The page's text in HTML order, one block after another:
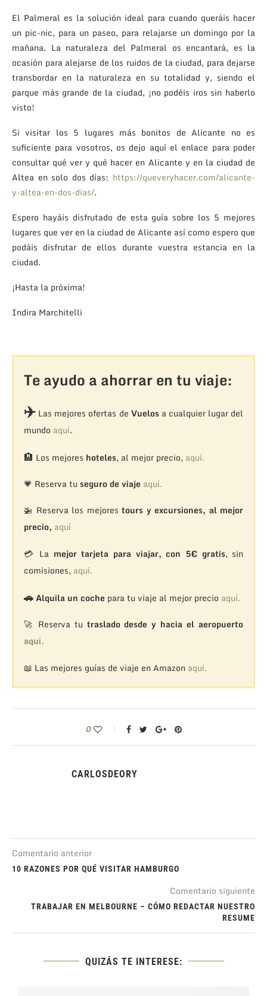
El Palmeral es la solución ideal para cuando queráis hacer
un pic-nic, para un paseo, para relajarse un domingo por la
mañana. La naturaleza del Palmeral os encantará, es la
ocasión para alejarse de los ruidos de la ciudad, para dejarse
transbordar en la naturaleza en su totalidad y, siendo el
parque más grande de la ciudad, ¡no podéis iros sin haberlo
visto!
Si visitar los 5 lugares más bonitos de Alicante no es
suficiente para vosotros, os dejo aquí el enlace para poder
consultar qué ver y qué hacer en Alicante y en la ciudad de
Altea en solo dos días: https://queveryhacer.com/alicante-
y-altea-en-dos-dias/.
Espero hayáis disfrutado de esta guía sobre los 5 mejores
lugares que ver en la ciudad de Alicante así como espero que
podáis disfrutar de ellos durante vuestra estancia en la
ciudad.
¡Hasta la próxima!
Indira Marchitelli
Te ayudo a ahorrar en tu viaje:
✈️Las mejores ofertas de Vuelosa cualquier lugar del
mundo aquí.
🏨 Los mejores hoteles, al mejor precio, aquí.
💗 Reserva tu seguro de viaje aquí.
🚁 Reserva los mejorestours y excursiones, al mejor
precio, aquí
💳 La mejor tarjeta para viajar, con 5€ gratis, sin
comisiones, aquí.
🚗Alquila un coche para tu viaje al mejor precio aquí.
🚀 Reserva tu traslado desde y hacia el aeropuerto
aquí.
📖 Las mejores guías de viaje en Amazon aquí.
0
CARLOSDEORY
Comentario anterior
10 RAZONES POR QUÉ VISITAR HAMBURGO
Comentario siguiente
TRABAJAR EN MELBOURNE – CÓMO REDACTAR NUESTRO
RESUME
QUIZÁS TE INTERESE: